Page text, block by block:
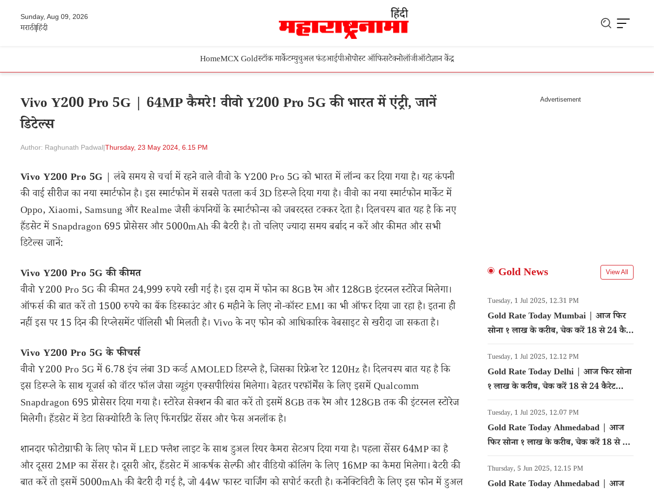
Sunday, Aug 09, 2026
मराठीहिंदी
HomeMCX Goldस्टॉक मार्केटम्युचुअल फंडआईपीओपोस्ट ऑफिसटेक्नोलॉजीऑटोज्ञान केंद्र
Vivo Y200 Pro 5G | 64MP कैमरे! वीवो Y200 Pro 5G की भारत में एंट्री, जानें
डिटेल्स
Author: Raghunath Padwal|Thursday, 23 May 2024, 6.15 PM
Vivo Y200 Pro 5G | लंबे समय से चर्चा में रहने वाले वीवो के Y200 Pro 5G को भारत में लॉन्च कर दिया गया है। यह कंपनी
की वाई सीरीज का नया स्मार्टफोन है। इस स्मार्टफोन में सबसे पतला कर्व 3D डिस्प्ले दिया गया है। वीवो का नया स्मार्टफोन मार्केट में
Oppo, Xiaomi, Samsung और Realme जैसी कंपनियों के स्मार्टफोन्स को जबरदस्त टक्कर देता है। दिलचस्प बात यह है कि नए
हैंडसेट में Snapdragon 695 प्रोसेसर और 5000mAh की बैटरी है। तो चलिए ज्यादा समय बर्बाद न करें और कीमत और सभी
डिटेल्स जानें:
Vivo Y200 Pro 5G की कीमत
वीवो Y200 Pro 5G की कीमत 24,999 रुपये रखी गई है। इस दाम में फोन का 8GB रैम और 128GB इंटरनल स्टोरेज मिलेगा।
ऑफर्स की बात करें तो 1500 रुपये का बैंक डिस्काउंट और 6 महीने के लिए नो-कॉस्ट EMI का भी ऑफर दिया जा रहा है। इतना ही
नहीं इस पर 15 दिन की रिप्लेसमेंट पॉलिसी भी मिलती है। Vivo के नए फोन को आधिकारिक वेबसाइट से खरीदा जा सकता है।
Vivo Y200 Pro 5G के फीचर्स
वीवो Y200 Pro 5G में 6.78 इंच लंबा 3D कर्व्ड AMOLED डिस्प्ले है, जिसका रिफ्रेश रेट 120Hz है। दिलचस्प बात यह है कि
इस डिस्प्ले के साथ यूजर्स को वॉटर फॉल जैसा व्यूइंग एक्सपीरियंस मिलेगा। बेहतर परफॉर्मेंस के लिए इसमें Qualcomm
Snapdragon 695 प्रोसेसर दिया गया है। स्टोरेज सेक्शन की बात करें तो इसमें 8GB तक रैम और 128GB तक की इंटरनल स्टोरेज
मिलेगी। हैंडसेट में डेटा सिक्योरिटी के लिए फिंगरप्रिंट सेंसर और फेस अनलॉक है।
शानदार फोटोग्राफी के लिए फोन में LED फ्लैश लाइट के साथ डुअल रियर कैमरा सेटअप दिया गया है। पहला सेंसर 64MP का है
और दूसरा 2MP का सेंसर है। दूसरी ओर, हैंडसेट में आकर्षक सेल्फी और वीडियो कॉलिंग के लिए 16MP का कैमरा मिलेगा। बैटरी की
बात करें तो इसमें 5000mAh की बैटरी दी गई है, जो 44W फास्ट चार्जिंग को सपोर्ट करती है। कनेक्टिविटी के लिए इस फोन में डुअल
Gold News View All
Tuesday, 1 Jul 2025, 12.31 PM
Gold Rate Today Mumbai | आज फिर
सोना १ लाख के करीब, चेक करें 18 से 24 कैरेट
गोल्ड का रेट
Tuesday, 1 Jul 2025, 12.12 PM
Gold Rate Today Delhi | आज फिर सोना
१ लाख के करीब, चेक करें 18 से 24 कैरेट
गोल्ड का रेट
Tuesday, 1 Jul 2025, 12.07 PM
Gold Rate Today Ahmedabad | आज
फिर सोना १ लाख के करीब, चेक करें 18 से 24
कैरेट गोल्ड का रेट
Thursday, 5 Jun 2025, 12.15 PM
Gold Rate Today Ahmedabad | आज